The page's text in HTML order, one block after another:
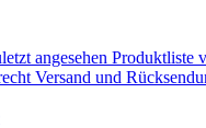
angesehen Produktliste
Versand und